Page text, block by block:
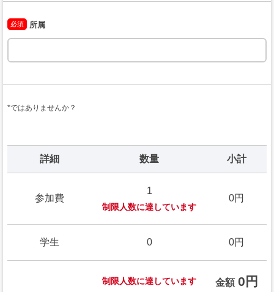
必須 所属
*ではありませんか？
詳細 数量 小計
参加費
1
制限人数に達しています
0円
学生 0 0円
制限人数に達しています 金額 0円